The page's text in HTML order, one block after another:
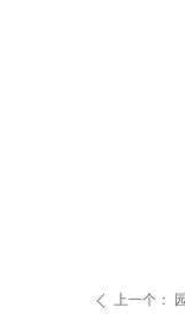
ꄴ 上一个：